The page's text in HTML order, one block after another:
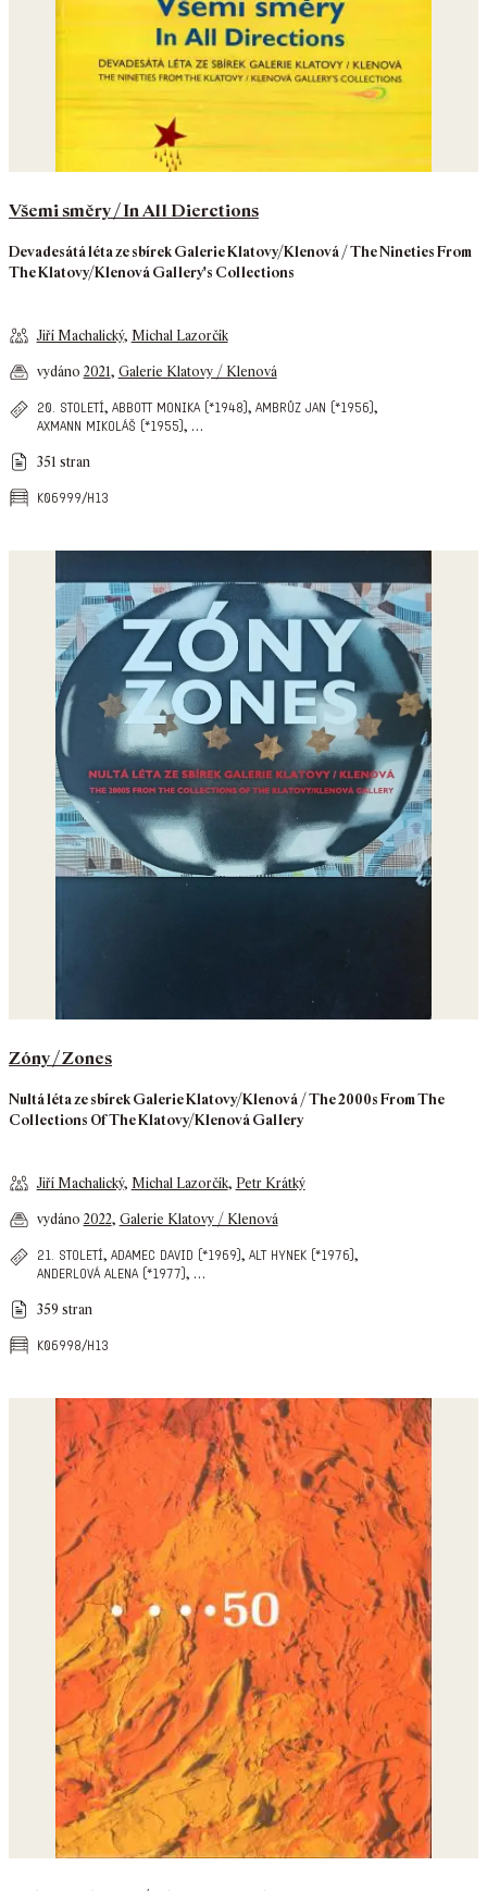
Všemi směry / In All Dierctions
Devadesátá léta ze sbírek Galerie Klatovy/Klenová / The Nineties From
The Klatovy/Klenová Gallery's Collections
Jiří Machalický, Michal Lazorčík
vydáno 2021, Galerie Klatovy / Klenová
20. století, abbott monika (*1948), ambrůz jan (*1956),
axmann mikoláš (*1955), …
351 stran
k06999/h13
Zóny / Zones
Nultá léta ze sbírek Galerie Klatovy/Klenová / The 2000s From The
Collections Of The Klatovy/Klenová Gallery
Jiří Machalický, Michal Lazorčík, Petr Krátký
vydáno 2022, Galerie Klatovy / Klenová
21. století, adamec david (*1969) , alt hynek (*1976) ,
anderlová alena (*1977) , …
359 stran
k06998/h13